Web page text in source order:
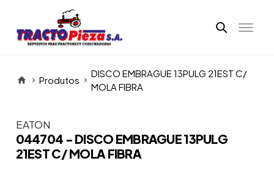
Produtos
DISCO EMBRAGUE 13PULG 21EST C/
MOLA FIBRA
Itens da Galeria
EATON
044704 - DISCO EMBRAGUE 13PULG
21EST C/ MOLA FIBRA